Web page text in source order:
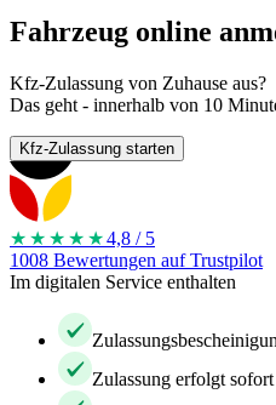
Fahrzeug online
Kfz-Zulassung von Zuhause aus?
Das geht - innerhalb von 10
Kfz-Zulassung starten
★★★★ ★4,8 / 5
1008 Bewertungen auf Trustpilot
Im digitalen Service enthalten
Zulassung erfolgt sofort